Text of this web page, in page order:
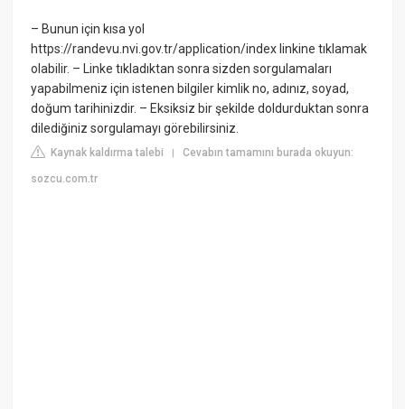
– Bunun için kısa yol
https://randevu.nvi.gov.tr/application/index linkine tıklamak
olabilir. – Linke tıkladıktan sonra sizden sorgulamaları
yapabilmeniz için istenen bilgiler kimlik no, adınız, soyad,
doğum tarihinizdir. – Eksiksiz bir şekilde doldurduktan sonra
dilediğiniz sorgulamayı görebilirsiniz.
Kaynak kaldırma talebi |Cevabın tamamını burada okuyun:
sozcu.com.tr